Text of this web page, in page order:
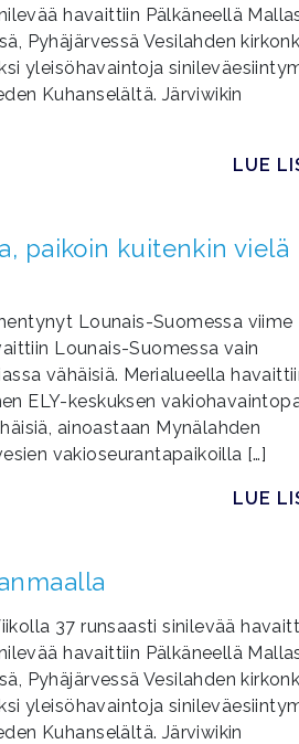
havaittiin Pälkäneellä
Pyhäjärvessä Vesilahden
yleisöhavaintoja
Kuhanselältä. Järviwikin
LUE
paikoin kuitenkin vielä
Lounais-Suomessa viime
Lounais-Suomessa vain
vähäisiä. Merialueella
ELY-keskuksen
ainoastaan Mynälahden
vakioseurantapaikoilla […]
LUE
37 runsaasti sinilevää
havaittiin Pälkäneellä
Pyhäjärvessä Vesilahden
yleisöhavaintoja
Kuhanselältä. Järviwikin